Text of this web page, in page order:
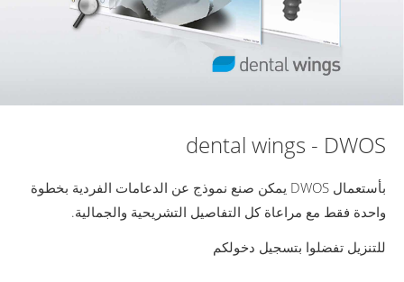
dental wings - DWOS
بأستعمال DWOS يمكن صنع نموذج عن الدعامات الفردية بخطوة
واحدة فقط مع مراعاة كل التفاصيل التشريحية والجمالية.
للتنزيل تفضلوا بتسجيل دخولكم